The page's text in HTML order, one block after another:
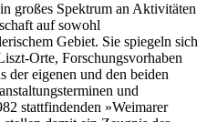
großes Spektrum an Aktivitäten
auf sowohl
Gebiet. Sie spiegeln sich
Orte, Forschungsvorhaben
der eigenen und den beiden
und
stattfindenden »Weimarer